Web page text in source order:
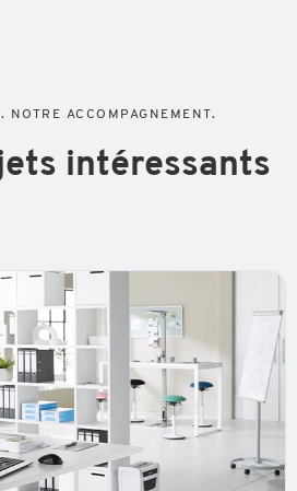
NOTRE ACCOMPAGNEMENT.
intéressants